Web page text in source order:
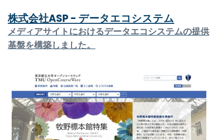
株式会社ASP - データエコシステム
メディアサイトにおけるデータエコシステムの提供
基盤を構築しました。